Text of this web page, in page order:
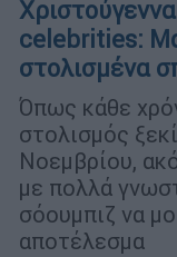
celebrities:
στολισμένα
Όπως κάθε
στολισμός
Νοεμβρίου,
με πολλά
σόουμπιζ να
αποτέλεσμα